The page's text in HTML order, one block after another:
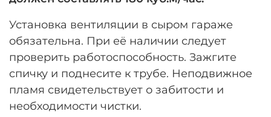
Установка вентиляции в сыром гараже
обязательна. При её наличии следует
проверить работоспособность. Зажгите
спичку и поднесите к трубе. Неподвижное
пламя свидетельствует о забитости и
необходимости чистки.